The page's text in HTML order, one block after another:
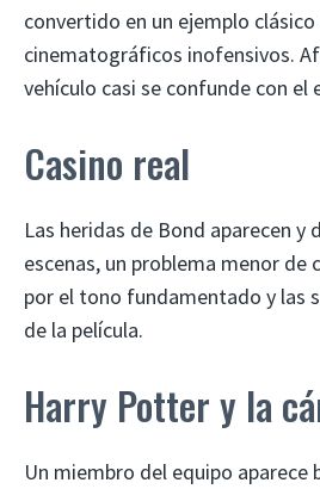
convertido en un ejemplo
cinematográficos inofensivos.
vehículo casi se confunde con el
Casino real
Las heridas de Bond aparecen y
escenas, un problema menor de
por el tono fundamentado y las
de la película.
Harry Potter y la
Un miembro del equipo aparece